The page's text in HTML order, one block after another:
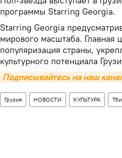
программы Starring Georgia.
Starring Georgia
мирового масштаба. Главная
популяризация страны,
культурного потенциала
Подписывайтесь на наш
Грузия НОВОСТИ КУЛЬТУРА